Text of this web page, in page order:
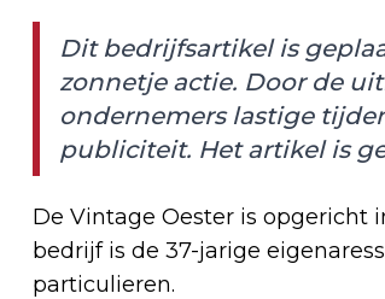
Dit bedrijfsartikel is
zonnetje actie. Door de
ondernemers lastige
publiciteit. Het artikel is
De Vintage Oester is opgericht
bedrijf is de 37-jarige
particulieren.